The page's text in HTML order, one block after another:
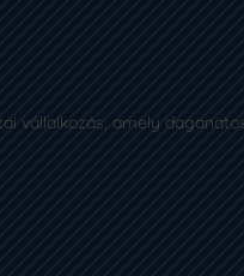
vállalkozás, amely